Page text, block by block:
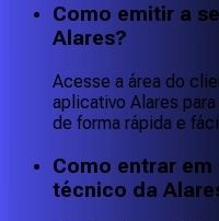
Como emitir a
Alares?
Acesse a área do
aplicativo Alares
de forma rápida e
Como entrar
técnico da